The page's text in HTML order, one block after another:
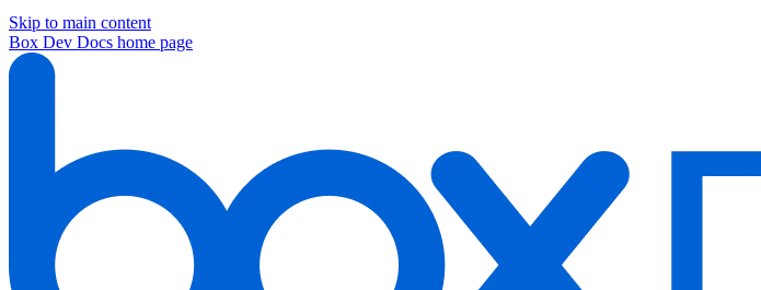
Skip to main content
Box Dev Docs home page